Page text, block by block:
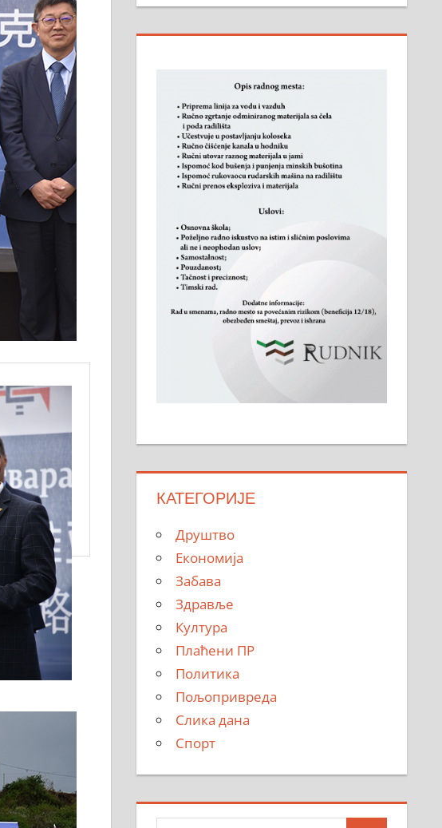
КАТЕГОРИЈЕ
Друштво
Економија
Забава
Здравље
Култура
Плаћени ПР
Политика
Пољопривреда
Слика дана
Спорт